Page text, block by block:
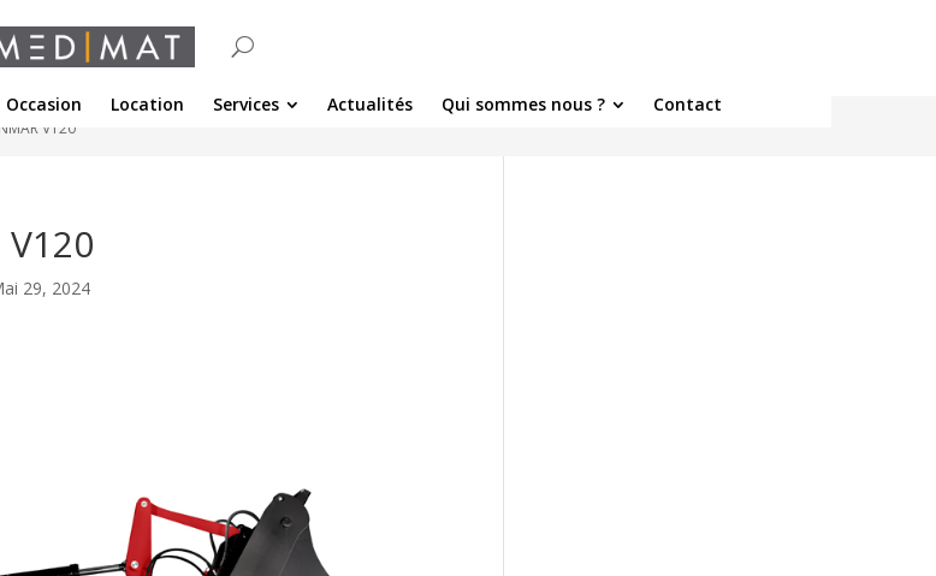
Occasion Location Services Actualités Qui sommes nous ? Contact
V120
29, 2024